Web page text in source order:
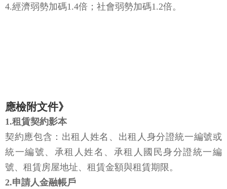
4.經濟弱勢加碼1.4倍；社會弱勢加碼1.2倍。
應檢附文件》
1.租賃契約影本
契約應包含：出租人姓名、出租人身分證統一編號或
統一編號、承租人姓名、承租人國民身分證統一編
號、租賃房屋地址、租賃金額與租賃期限。
2.申請人金融帳戶